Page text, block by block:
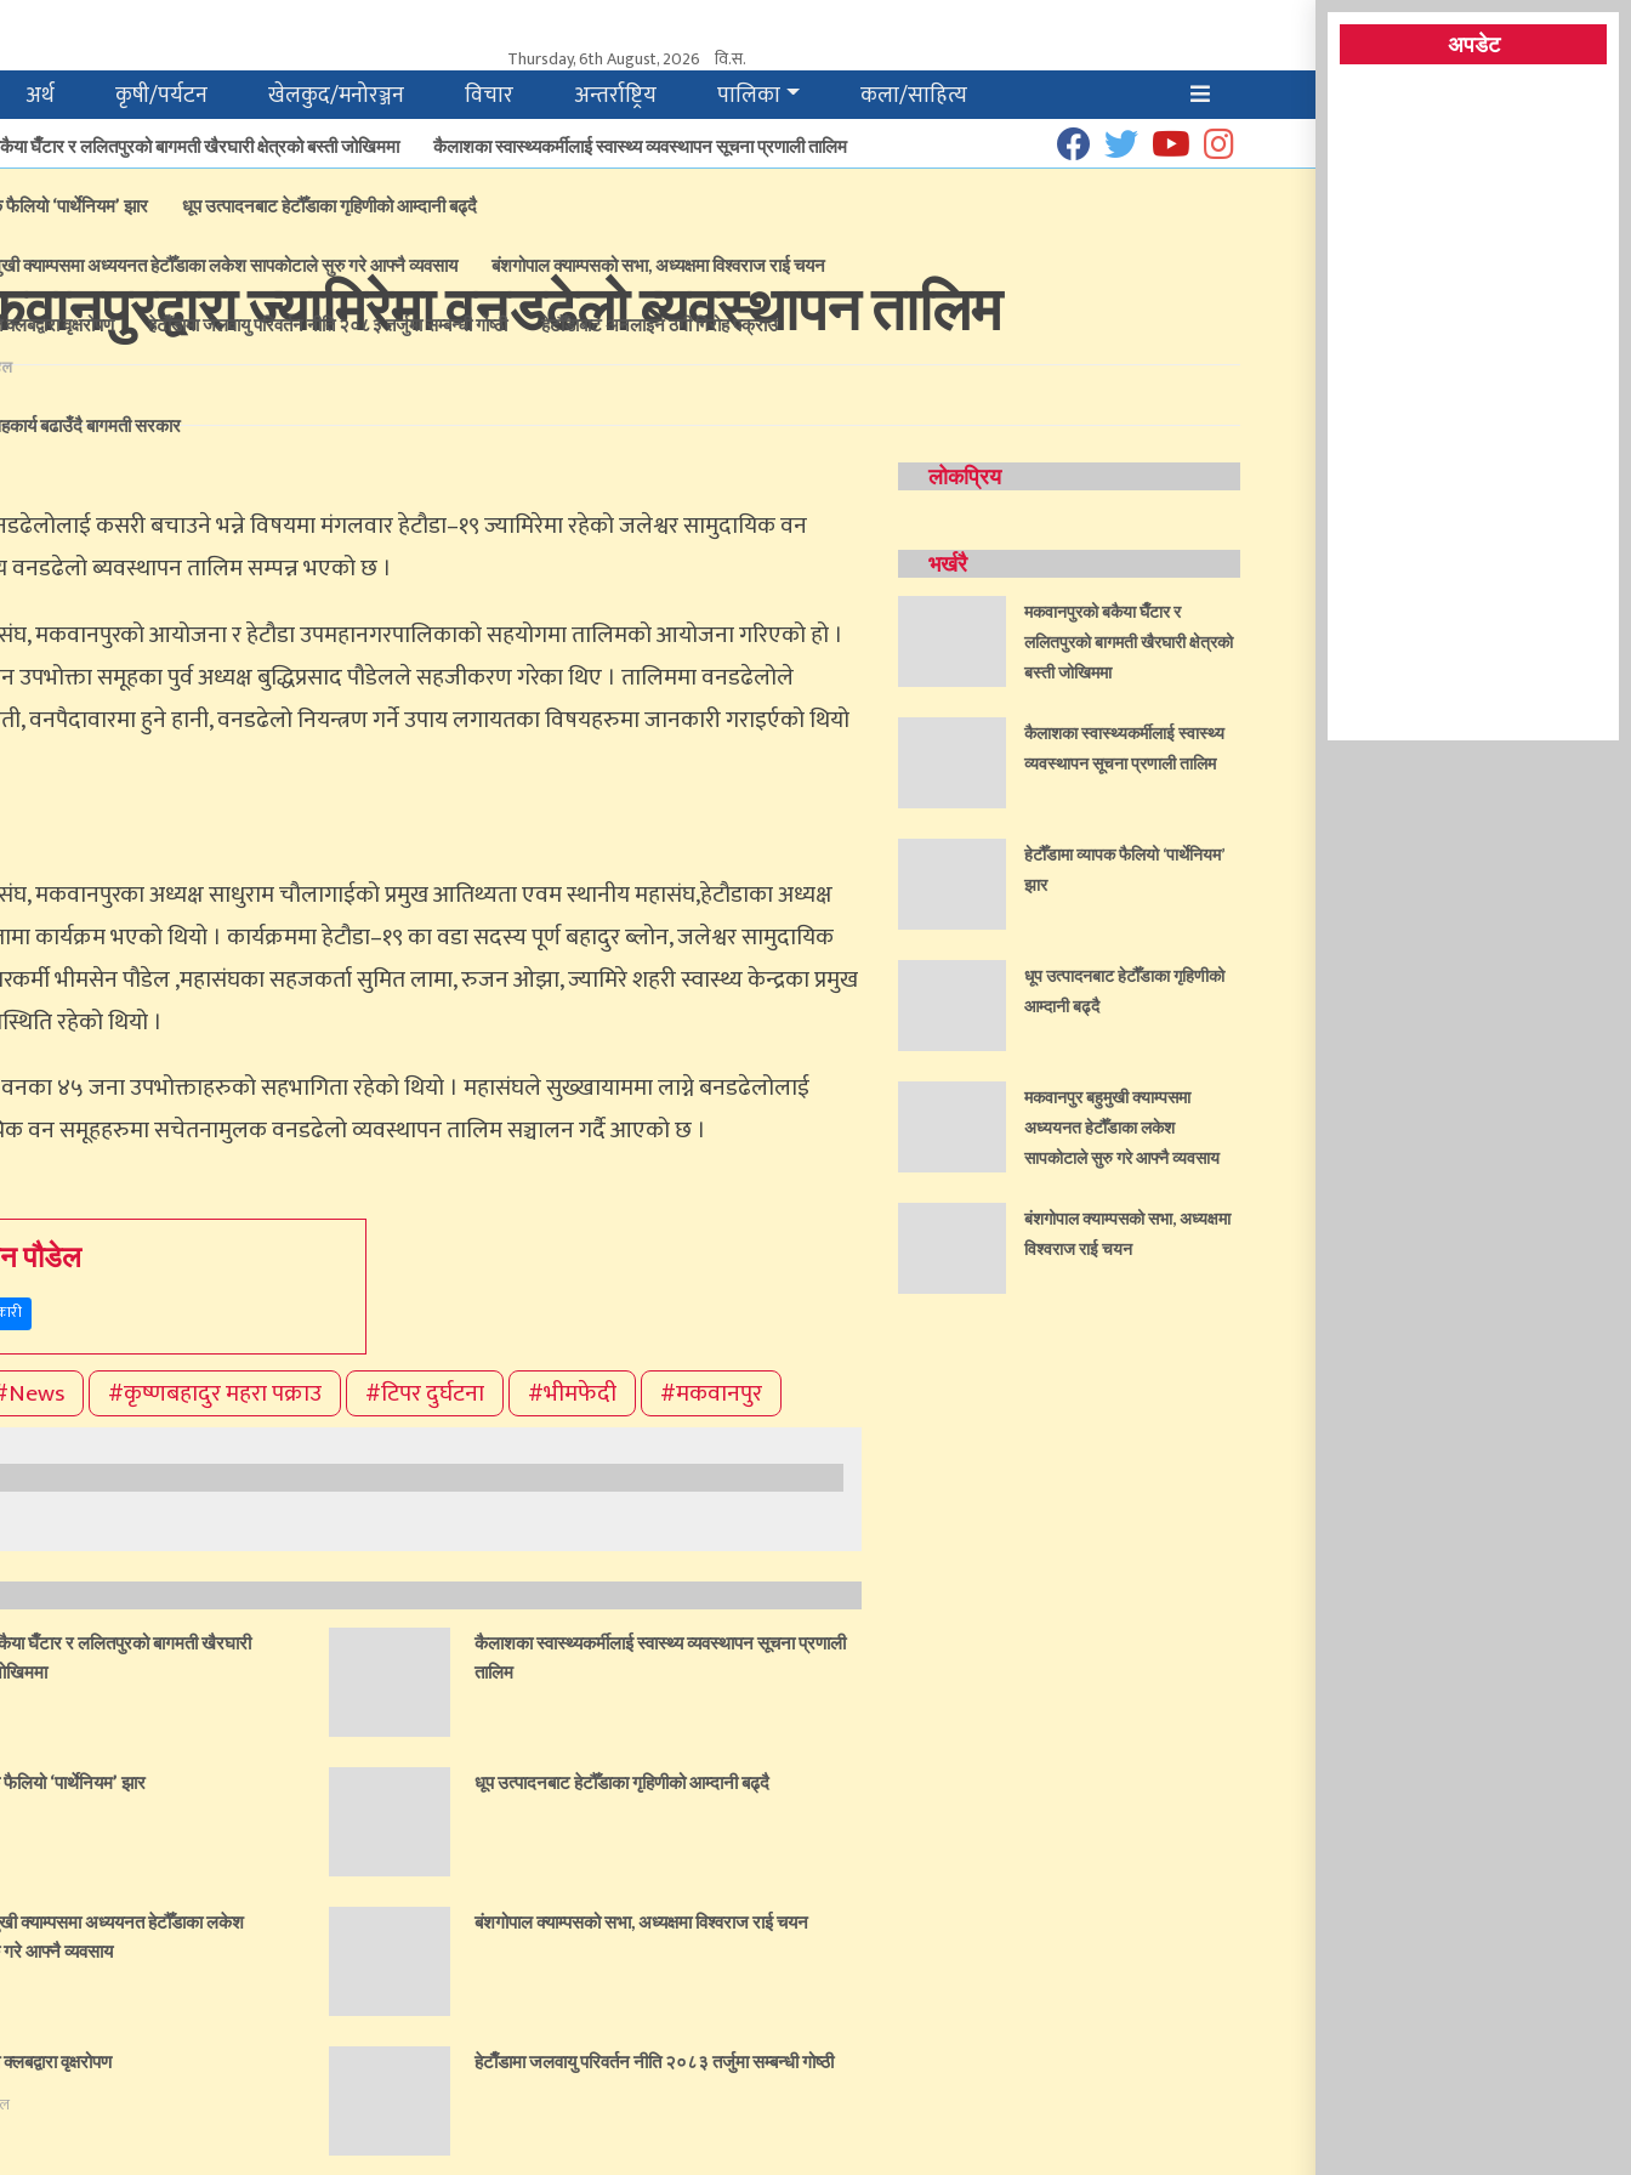
अपडेट
Thursday, 6th August, 2026 वि.स.
अर्थ कृषी/पर्यटन खेलकुद/मनोरञ्जन विचार अन्तर्राष्ट्रिय पालिका कला/साहित्य
घैँटार र ललितपुरको बागमती खैरघारी क्षेत्रको बस्ती जोखिममा कैलाशका स्वास्थ्यकर्मीलाई स्वास्थ्य व्यवस्थापन सूचना प्रणाली तालिम
‘पार्थेनियम’ झार धूप उत्पादनबाट हेटौँडाका गृहिणीको आम्दानी बढ्दै
क्याम्पसमा अध्ययनत हेटौँडाका लकेश सापकोटाले सुरु गरे आफ्नै व्यवसाय बंशगोपाल क्याम्पसको सभा, अध्यक्षमा विश्वराज राई चयन
वृक्षरोपण हेटाैँडामा जलवायु परिवर्तन नीति २०८३ तर्जुमा सम्बन्धी गोष्ठी हेटौँडाबाट अनलाइन ठगी गिरोह पक्राउ
बढाउँदै बागमती सरकार
ज्यामिरेमा वनडढेलो ब्यवस्थापन तालिम
कसरी बचाउने भन्ने विषयमा मंगलवार हेटौडा–१९ ज्यामिरेमा रहेको जलेश्वर सामुदायिक वन
ब्यवस्थापन तालिम सम्पन्न भएको छ ।
मकवानपुरको आयोजना र हेटौडा उपमहानगरपालिकाको सहयोगमा तालिमको आयोजना गरिएको हो ।
उपभोक्ता समूहका पुर्व अध्यक्ष बुद्धिप्रसाद पौडेलले सहजीकरण गरेका थिए । तालिममा वनडढेलोले
वनपैदावारमा हुने हानी, वनडढेलो नियन्त्रण गर्ने उपाय लगायतका विषयहरुमा जानकारी गराइर्एको थियो
मकवानपुरका अध्यक्ष साधुराम चौलागाईको प्रमुख आतिथ्यता एवम स्थानीय महासंघ,हेटौडाका अध्यक्ष
कार्यक्रम भएको थियो । कार्यक्रममा हेटौडा–१९ का वडा सदस्य पूर्ण बहादुर ब्लोन, जलेश्वर सामुदायिक
भीमसेन पौडेल ,महासंघका सहजकर्ता सुमित लामा, रुजन ओझा, ज्यामिरे शहरी स्वास्थ्य केन्द्रका प्रमुख
रहेको थियो ।
४५ जना उपभोक्ताहरुको सहभागिता रहेको थियो । महासंघले सुख्खायाममा लाग्ने बनडढेलोलाई
वन समूहहरुमा सचेतनामुलक वनडढेलो व्यवस्थापन तालिम सञ्चालन गर्दै आएको छ ।
पौडेल
#कृष्णबहादुर महरा पक्राउ #टिपर दुर्घटना #भीमफेदी #मकवानपुर
घैँटार र ललितपुरको बागमती खैरघारी
कैलाशका स्वास्थ्यकर्मीलाई स्वास्थ्य व्यवस्थापन सूचना प्रणाली
तालिम
‘पार्थेनियम’ झार धूप उत्पादनबाट हेटौँडाका गृहिणीको आम्दानी बढ्दै
क्याम्पसमा अध्ययनत हेटौँडाका लकेश
आफ्नै व्यवसाय
बंशगोपाल क्याम्पसको सभा, अध्यक्षमा विश्वराज राई चयन
वृक्षरोपण हेटाैँडामा जलवायु परिवर्तन नीति २०८३ तर्जुमा सम्बन्धी गोष्ठी
लोकप्रिय
भर्खरै
मकवानपुरको बकैया घैँटार र
ललितपुरको बागमती खैरघारी क्षेत्रको
बस्ती जोखिममा
कैलाशका स्वास्थ्यकर्मीलाई स्वास्थ्य
व्यवस्थापन सूचना प्रणाली तालिम
हेटौँडामा व्यापक फैलियो ‘पार्थेनियम’
झार
धूप उत्पादनबाट हेटौँडाका गृहिणीको
आम्दानी बढ्दै
मकवानपुर बहुमुखी क्याम्पसमा
अध्ययनत हेटौँडाका लकेश
सापकोटाले सुरु गरे आफ्नै व्यवसाय
बंशगोपाल क्याम्पसको सभा, अध्यक्षमा
विश्वराज राई चयन